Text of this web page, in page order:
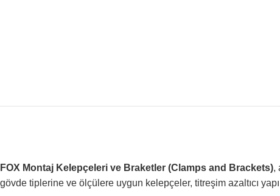
FOX Montaj Kelepçeleri ve Braketler (Clamps and Brackets),
gövde tiplerine ve ölçülere uygun kelepçeler, titreşim azaltıcı